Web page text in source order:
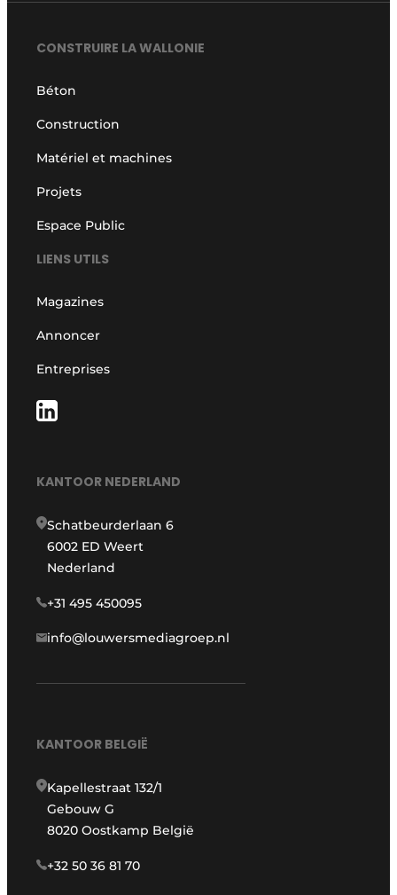
CONSTRUIRE LA WALLONIE
Béton
Construction
Matériel et machines
Projets
Espace Public
LIENS UTILS
Magazines
Annoncer
Entreprises
KANTOOR NEDERLAND
Schatbeurderlaan 6
6002 ED Weert
Nederland
+31 495 450095
info@louwersmediagroep.nl
KANTOOR BELGIË
Kapellestraat 132/1
Gebouw G
8020 Oostkamp België
+32 50 36 81 70